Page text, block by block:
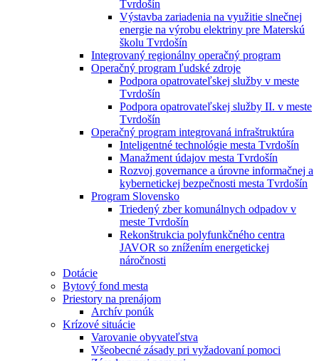
Tvrdošín
Výstavba zariadenia na využitie slnečnej
energie na výrobu elektriny pre Materskú
školu Tvrdošín
Integrovaný regionálny operačný program
Operačný program ľudské zdroje
Podpora opatrovateľskej služby v meste
Tvrdošín
Podpora opatrovateľskej služby II. v meste
Tvrdošín
Operačný program integrovaná infraštruktúra
Inteligentné technológie mesta Tvrdošín
Manažment údajov mesta Tvrdošín
Rozvoj governance a úrovne informačnej a
kybernetickej bezpečnosti mesta Tvrdošín
Program Slovensko
Triedený zber komunálnych odpadov v
meste Tvrdošín
Rekonštrukcia polyfunkčného centra
JAVOR so znížením energetickej
náročnosti
Dotácie
Bytový fond mesta
Priestory na prenájom
Archív ponúk
Krízové situácie
Varovanie obyvateľstva
Všeobecné zásady pri vyžadovaní pomoci